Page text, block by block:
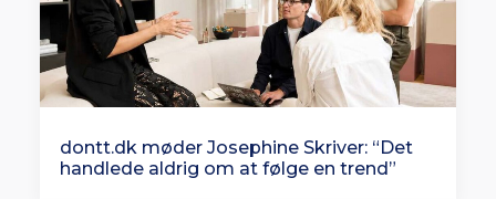
dontt.dk møder Josephine Skriver: “Det
handlede aldrig om at følge en trend”